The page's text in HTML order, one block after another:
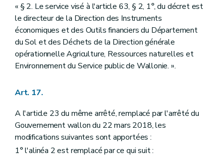
« § 2. Le service visé à l'article 63, § 2, 1°, du décret est
le directeur de la Direction des Instruments
économiques et des Outils financiers du Département
du Sol et des Déchets de la Direction générale
opérationnelle Agriculture, Ressources naturelles et
Environnement du Service public de Wallonie. ».
Art. 17.
A l'article 23 du même arrêté, remplacé par l'arrêté du
Gouvernement wallon du 22 mars 2018, les
modifications suivantes sont apportées :
1° l'alinéa 2 est remplacé par ce qui suit :